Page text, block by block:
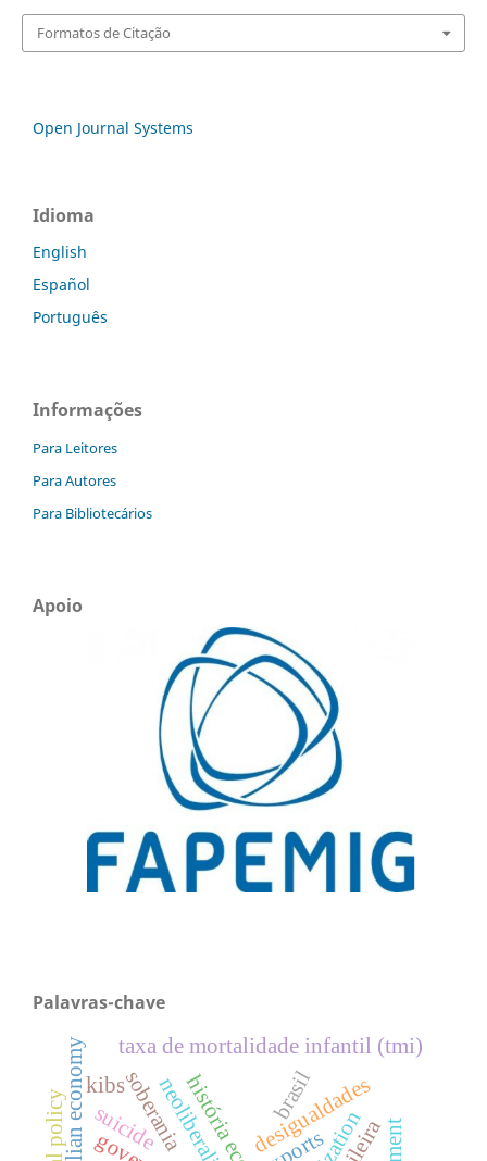
Formatos de Citação
Open Journal Systems
Idioma
English
Español
Português
Informações
Para Leitores
Para Autores
Para Bibliotecários
Apoio
Palavras-chave
brazilian economy taxa de mortalidade infantil (tmi)
desigualdades
soberania brasil
suicide
kibs